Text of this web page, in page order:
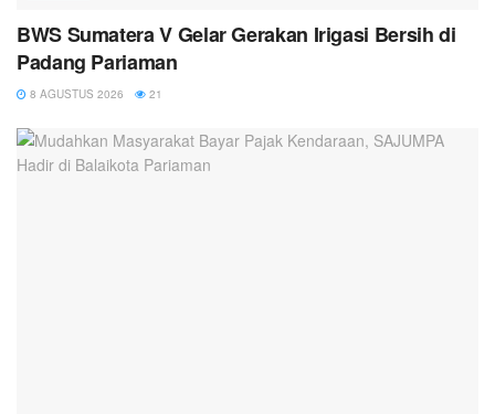
BWS Sumatera V Gelar Gerakan Irigasi Bersih di
Padang Pariaman
8 AGUSTUS 2026 21